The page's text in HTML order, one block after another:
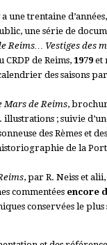
une trentaine
une série de
Reims… Vestiges des
CRDP de Reims,1979 et
des saisons
Mars de Reims,
illustrations ; suivie
des Rèmes et
de la
, par R. Neiss et
commentées encore
conservées le plus